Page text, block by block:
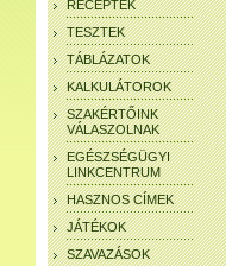
RECEPTEK
TESZTEK
TÁBLÁZATOK
KALKULÁTOROK
SZAKÉRTŐINK
VÁLASZOLNAK
EGÉSZSÉGÜGYI
LINKCENTRUM
HASZNOS CÍMEK
JÁTÉKOK
SZAVAZÁSOK